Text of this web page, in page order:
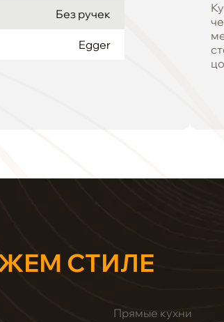
Без ручек
Egger
СТИЛЕ
Прямые кухни